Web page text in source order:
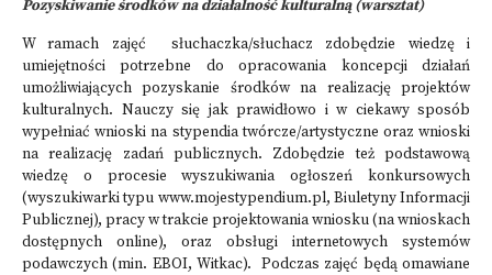
Pozyskiwanie środków na działalność kulturalną (warsztat)
W ramach zajęć słuchaczka/słuchacz zdobędzie wiedzę i
umiejętności potrzebne do opracowania koncepcji działań
umożliwiających pozyskanie środków na realizację projektów
kulturalnych. Nauczy się jak prawidłowo i w ciekawy sposób
wypełniać wnioski na stypendia twórcze/artystyczne oraz wnioski
na realizację zadań publicznych. Zdobędzie też podstawową
wiedzę o procesie wyszukiwania ogłoszeń konkursowych
(wyszukiwarki typu www.mojestypendium.pl, Biuletyny Informacji
Publicznej), pracy w trakcie projektowania wniosku (na wnioskach
dostępnych online), oraz obsługi internetowych systemów
podawczych (min. EBOI, Witkac). Podczas zajęć będą omawiane